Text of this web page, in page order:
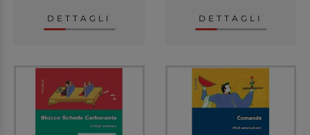
DETTAGLI DETTAGLI